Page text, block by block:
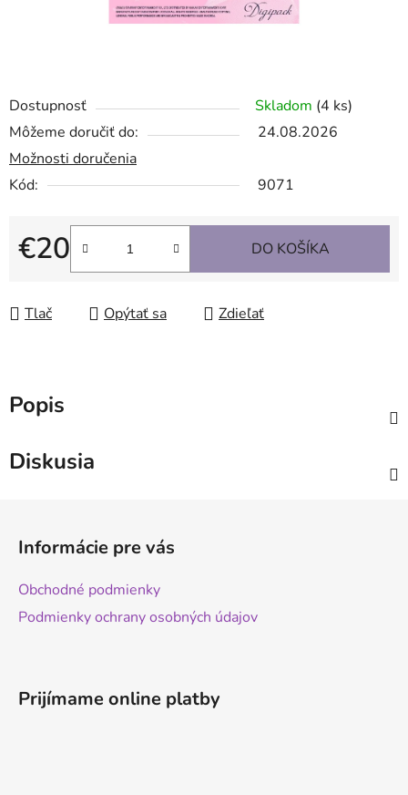
Dostupnosť Skladom (4 ks)
Môžeme doručiť do:
24.08.2026
Možnosti doručenia
Kód:
9071
€20
Jednotková cena:
DO KOŠÍKA
Tlač Opýtať sa Zdieľať
Popis
Diskusia
Informácie pre vás
Obchodné podmienky
Podmienky ochrany osobných údajov
Prijímame online platby